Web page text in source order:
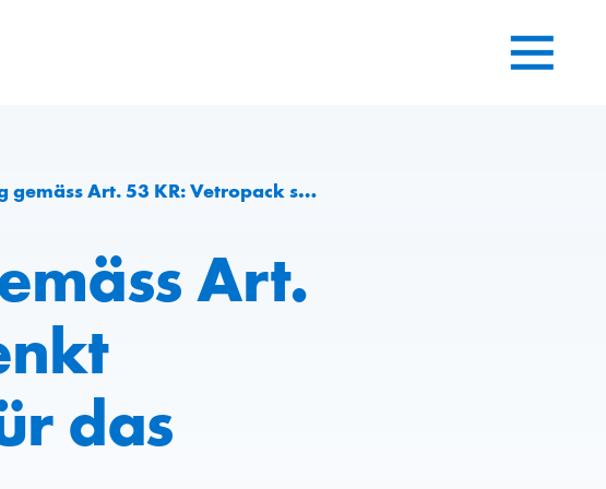
Vetropack senkt Ergebnisprognose für das Geschäftsjahr 2025
Art.
das